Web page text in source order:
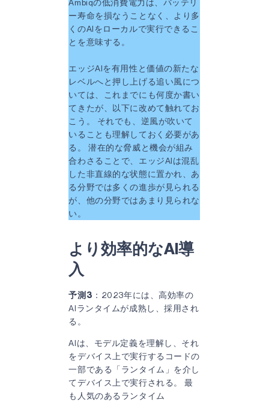
Ambiqの低消費電力は、バッテリ
ー寿命を損なうことなく、より多
くのAIをローカルで実行できるこ
とを意味する。
エッジAIを有用性と価値の新たな
レベルへと押し上げる追い風につ
いては、これまでにも何度か書い
てきたが、以下に改めて触れてお
こう。 それでも、逆風が吹いて
いることも理解しておく必要があ
る。 潜在的な脅威と機会が組み
合わさることで、エッジAIは混乱
した非直線的な状態に置かれ、あ
る分野では多くの進歩が見られる
が、他の分野ではあまり見られな
い。
より効率的なAI導
入
予測3 ：2023年には、高効率の
AIランタイムが成熟し、採用され
る。
AIは、モデル定義を理解し、それ
をデバイス上で実行するコードの
一部である「ランタイム」を介し
てデバイス上で実行される。 最
も人気のあるランタイム